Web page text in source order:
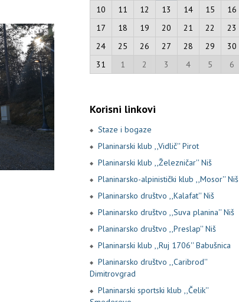
10
11 12 13 14 15
16
17
18 19 20 21 22
23
24
25 26 27 28 29
30
31
1 2 3 4 5 6
Korisni linkovi
Staze i bogaze
Planinarski klub ,,Vidlič'' Pirot
Planinarski klub ,,Železničar'' Niš
Planinarsko-alpinistički klub ,,Mosor'' Niš
Planinarsko društvo ,,Kalafat'' Niš
Planinarsko društvo ,,Suva planina'' Niš
Planinarsko društvo ,,Preslap'' Niš
Planinarski klub ,,Ruj 1706'' Babušnica
Planinarsko društvo ,,Caribrod''
Dimitrovgrad
Planinarski sportski klub ,,Čelik''